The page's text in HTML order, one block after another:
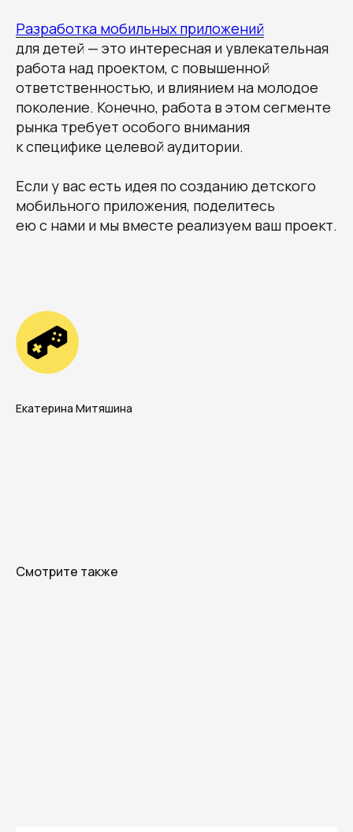
Разработка мобильных приложений
для детей — это интересная и увлекательная
работа над проектом, с повышенной
ответственностью, и влиянием на молодое
поколение. Конечно, работа в этом сегменте
рынка требует особого внимания
к специфике целевой аудитории.
Если у вас есть идея по созданию детского
мобильного приложения, поделитесь
ею с нами и мы вместе реализуем ваш проект.
Екатерина Митяшина
Смотрите также
+7
Отправить заявку